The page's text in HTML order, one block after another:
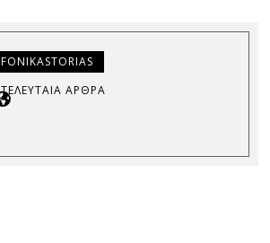
FONIKASTORIAS
ΤΕΛΕΥΤΑΊΑ ΆΡΘΡΑ